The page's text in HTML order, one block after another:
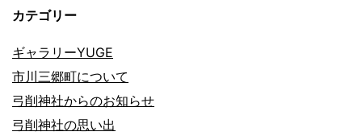
カテゴリー
ギャラリーYUGE
市川三郷町について
弓削神社からのお知らせ
弓削神社の思い出